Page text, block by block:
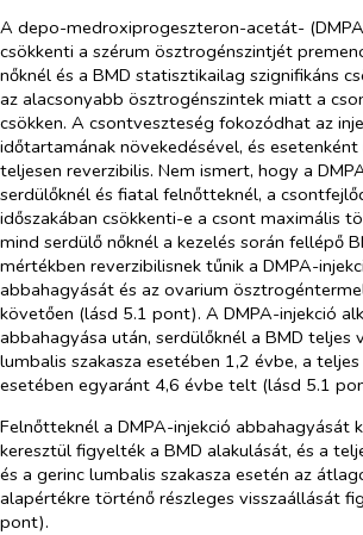
A depo-medroxiprogeszteron-acetát-
csökkenti a szérum ösztrogénszintjét
nőknél és a BMD statisztikailag szignifikáns
az alacsonyabb ösztrogénszintek miatt a
csökken. A csontveszteség fokozódhat az
időtartamának növekedésével, és
teljesen reverzibilis. Nem ismert, hogy a
serdülőknél és fiatal felnőtteknél, a
időszakában csökkenti-e a csont maximális
mind serdülő nőknél a kezelés során fellépő
mértékben reverzibilisnek tűnik a DMPA-
abbahagyását és az ovarium
követően (lásd 5.1 pont). A DMPA-injekció
abbahagyása után, serdülőknél a BMD teljes
lumbalis szakasza esetében 1,2 évbe, a
esetében egyaránt 4,6 évbe telt (lásd 5.1
Felnőtteknél a DMPA-injekció abbahagyását
keresztül figyelték a BMD alakulását, és a
és a gerinc lumbalis szakasza esetén az
alapértékre történő részleges visszaállását
pont).